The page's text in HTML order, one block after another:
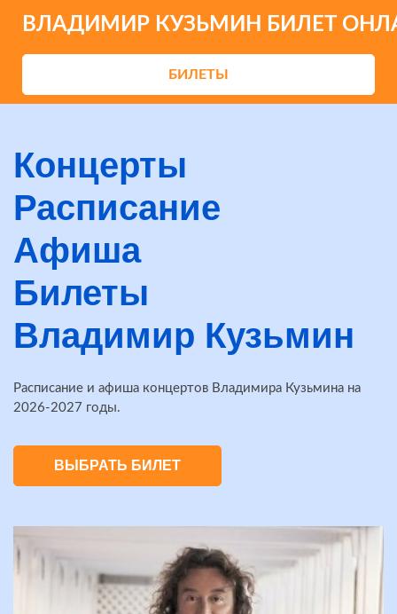
ВЛАДИМИР КУЗЬМИН БИЛЕТ
БИЛЕТЫ
Концерты
Расписание
Афиша
Билеты
Владимир Кузьмин
Расписание и афиша концертов Владимира Кузьмина на
2026-2027 годы.
ВЫБРАТЬ БИЛЕТ